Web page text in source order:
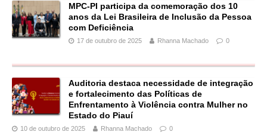
MPC-PI participa da comemoração dos 10
anos da Lei Brasileira de Inclusão da Pessoa
com Deficiência
17 de outubro de 2025 Rhanna Machado 0
Auditoria destaca necessidade de integração
e fortalecimento das Políticas de
Enfrentamento à Violência contra Mulher no
Estado do Piauí
10 de outubro de 2025 Rhanna Machado 0